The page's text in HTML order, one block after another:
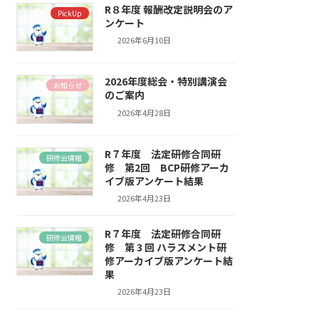
PickUp
R８年度 報酬改定説明会のア
ンケート
2026年6月10日
お知らせ
2026年度総会・特別講演会
のご案内
2026年4月28日
研修会情報
R７年度 法定研修合同研
修 第2回 BCP研修アーカ
イブ版アンケート結果
2026年4月23日
研修会情報
R７年度 法定研修合同研
修 第 3 回 ハラスメント研
修アーカイブ版アンケート結
果
2026年4月23日